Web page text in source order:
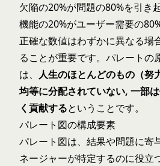
欠陥の20%が問題の80%を引き
機能の20%がユーザー需要の
正確な数値はわずかに異なる場
ることが重要です。パレートの
は、 人生のほとんどのもの（努
均等に分配されていない, 一部
く貢献するということです。
パレート図の構成要素
パレート図は、結果や問題に寄
ネージャーが特定するのに役立